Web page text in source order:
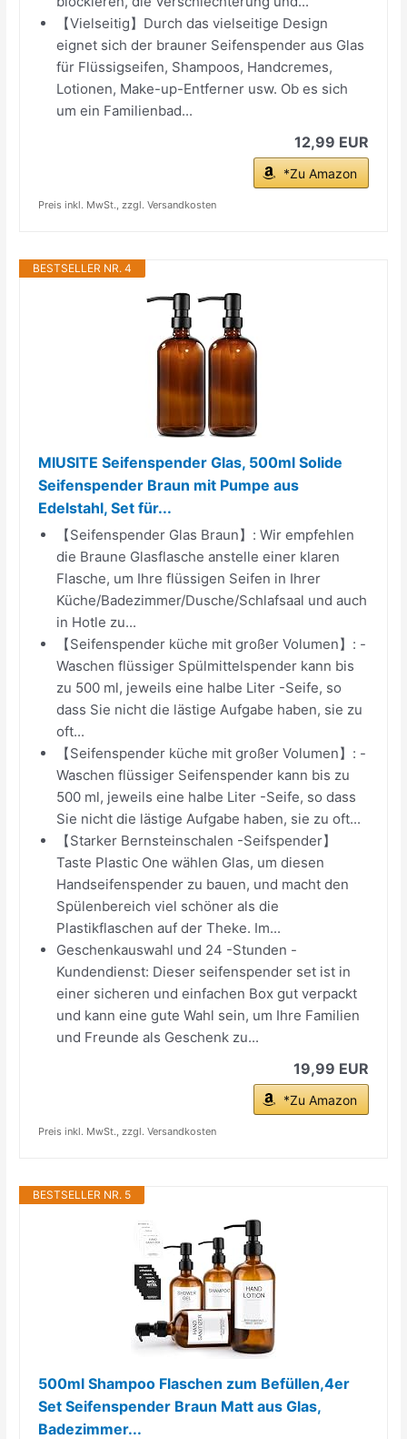
【Vielseitig】Durch das vielseitige Design
eignet sich der brauner Seifenspender aus Glas
für Flüssigseifen, Shampoos, Handcremes,
Lotionen, Make-up-Entferner usw. Ob es sich
um ein Familienbad...
12,99 EUR
*Zu Amazon
Preis inkl. MwSt., zzgl. Versandkosten
BESTSELLER NR. 4
MIUSITE Seifenspender Glas, 500ml Solide
Seifenspender Braun mit Pumpe aus
Edelstahl, Set für...
【Seifenspender Glas Braun】: Wir empfehlen
die Braune Glasflasche anstelle einer klaren
Flasche, um Ihre flüssigen Seifen in Ihrer
Küche/Badezimmer/Dusche/Schlafsaal und auch
in Hotle zu...
【Seifenspender küche mit großer Volumen】: -
Waschen flüssiger Spülmittelspender kann bis
zu 500 ml, jeweils eine halbe Liter -Seife, so
dass Sie nicht die lästige Aufgabe haben, sie zu
oft...
【Seifenspender küche mit großer Volumen】: -
Waschen flüssiger Seifenspender kann bis zu
500 ml, jeweils eine halbe Liter -Seife, so dass
Sie nicht die lästige Aufgabe haben, sie zu oft...
【Starker Bernsteinschalen -Seifspender】
Taste Plastic One wählen Glas, um diesen
Handseifenspender zu bauen, und macht den
Spülenbereich viel schöner als die
Plastikflaschen auf der Theke. Im...
Geschenkauswahl und 24 -Stunden -
Kundendienst: Dieser seifenspender set ist in
einer sicheren und einfachen Box gut verpackt
und kann eine gute Wahl sein, um Ihre Familien
und Freunde als Geschenk zu...
19,99 EUR
*Zu Amazon
Preis inkl. MwSt., zzgl. Versandkosten
BESTSELLER NR. 5
500ml Shampoo Flaschen zum Befüllen,4er
Set Seifenspender Braun Matt aus Glas,
Badezimmer...